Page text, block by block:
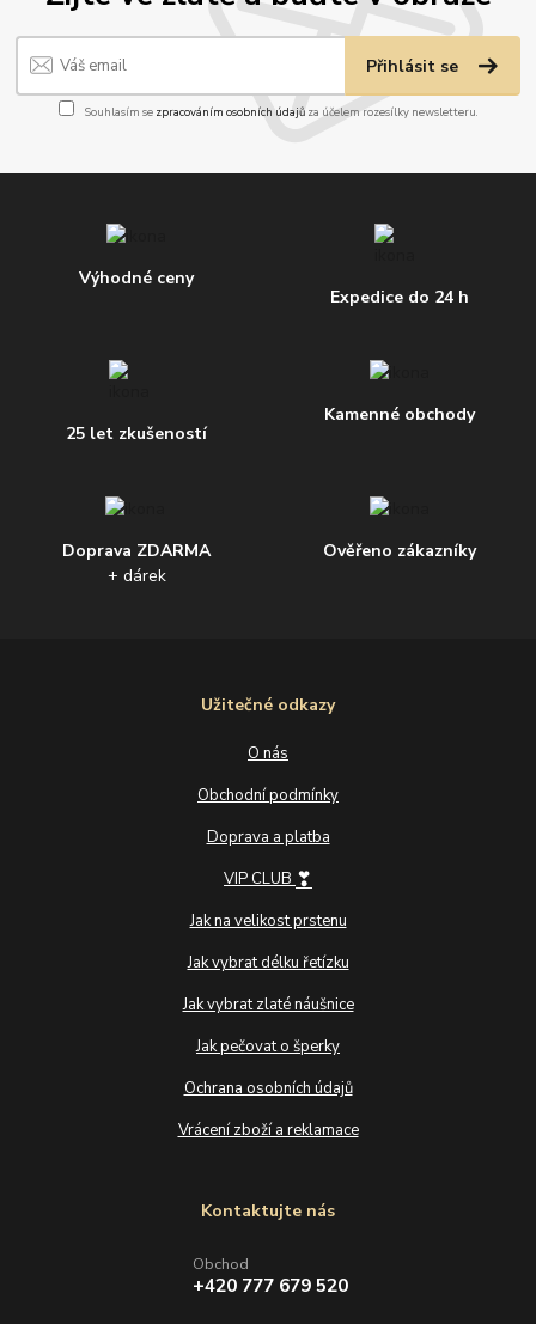
Přihlásit se
Souhlasím se zpracováním osobních údajůza účelem rozesílky newsletteru.
Výhodné ceny
Expedice do 24 h
25 let zkušeností
Kamenné obchody
Doprava ZDARMA
+ dárek
Ověřeno zákazníky
Užitečné odkazy
O nás
Obchodní podmínky
Doprava a platba
VIP CLUB ❣
Jak na velikost prstenu
Jak vybrat délku řetízku
Jak vybrat zlaté náušnice
Jak pečovat o šperky
Ochrana osobních údajů
Vrácení zboží a reklamace
Kontaktujte nás
Obchod
+420 777 679 520